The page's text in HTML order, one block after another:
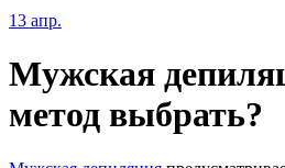
13 апр.
Мужская
метод выбрать?